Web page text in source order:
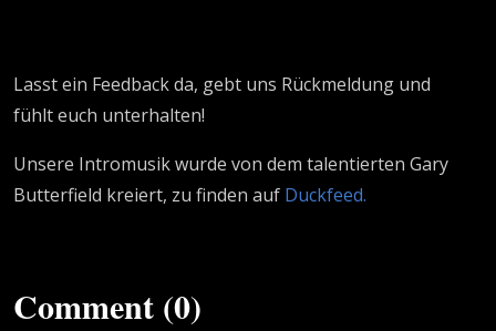
Lasst ein Feedback da, gebt uns Rückmeldung und
fühlt euch unterhalten!
Unsere Intromusik wurde von dem talentierten Gary
Butterfield kreiert, zu finden auf Duckfeed.
Comment (0)